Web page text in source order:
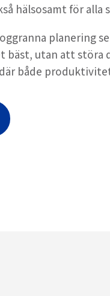
hälsosamt för alla
planering
bäst, utan att störa
både